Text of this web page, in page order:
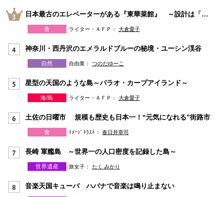
日本最古のエレベーターがある『東華菜館』 ～設計は「天皇を守ったアメリカ人」Ｗ・ヴォーリズ～
食 ライター・ＡＦＰ： 大倉愛子
神奈川・西丹沢のエメラルドブルーの秘境・ユーシン渓谷
自然 自由業： つのだゆーこ
星型の天国のような島～パラオ・カープアイランド～
海/島 ライター・ＡＦＰ： 大倉愛子
土佐の日曜市 規模も歴史も日本一！“元気になれる”街路市
食 ｲﾒｰｼﾞﾄﾗｽﾄ： 春日井章司
長崎 軍艦島 ～世界一の人口密度を記録した島～
世界遺産 旅女子： たく みかり
音楽天国キューバ ハバナで音楽は鳴り止まない